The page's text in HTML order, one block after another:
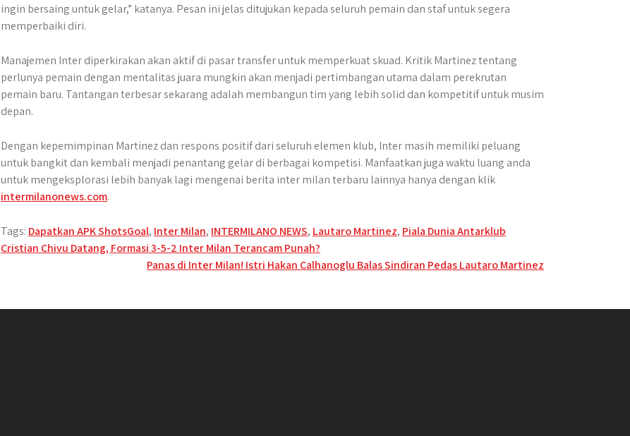
ingin bersaing untuk gelar,” katanya. Pesan ini jelas ditujukan kepada seluruh pemain dan staf untuk segera
memperbaiki diri.
Manajemen Inter diperkirakan akan aktif di pasar transfer untuk memperkuat skuad. Kritik Martinez tentang
perlunya pemain dengan mentalitas juara mungkin akan menjadi pertimbangan utama dalam perekrutan
pemain baru. Tantangan terbesar sekarang adalah membangun tim yang lebih solid dan kompetitif untuk musim
depan.
Dengan kepemimpinan Martinez dan respons positif dari seluruh elemen klub, Inter masih memiliki peluang
untuk bangkit dan kembali menjadi penantang gelar di berbagai kompetisi. Manfaatkan juga waktu luang anda
untuk mengeksplorasi lebih banyak lagi mengenai berita inter milan terbaru lainnya hanya dengan klik
intermilanonews.com.
Tags: Dapatkan APK ShotsGoal, Inter Milan, INTERMILANO NEWS, Lautaro Martinez, Piala Dunia Antarklub
Post
Cristian Chivu Datang, Formasi 3-5-2 Inter Milan Terancam Punah?
Panas di Inter Milan! Istri Hakan Calhanoglu Balas Sindiran Pedas Lautaro Martinez